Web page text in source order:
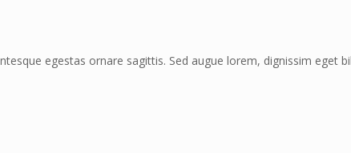
egestas ornare sagittis. Sed augue lorem, dignissim eget